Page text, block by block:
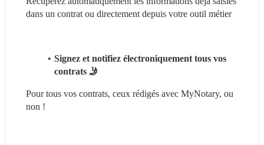
dans un contrat ou directement depuis votre outil métier
Signez et notifiez électroniquement tous vos
contrats 🤳
Pour tous vos contrats, ceux rédigés avec MyNotary, ou
non !